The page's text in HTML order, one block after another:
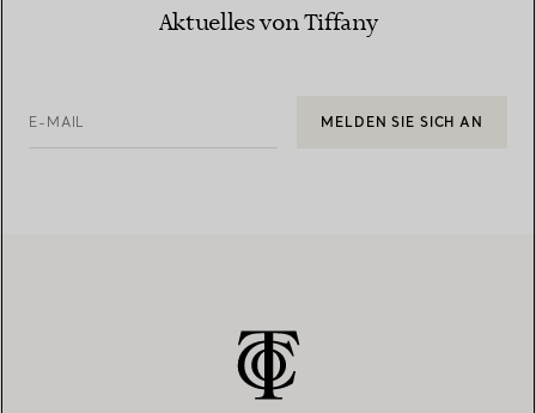
Aktuelles von Tiffany
E-MAIL MELDEN SIE SICH AN